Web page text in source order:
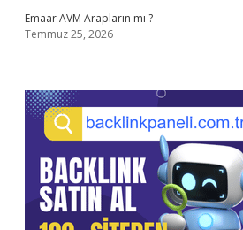
Emaar AVM Arapların mı ?
Temmuz 25, 2026